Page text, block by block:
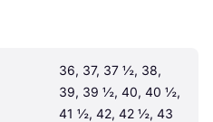
36, 37, 37 ½, 38,
39, 39 ½, 40, 40 ½,
41 ½, 42, 42 ½, 43